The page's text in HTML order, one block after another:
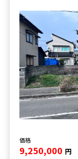
価格
9,250,000 円